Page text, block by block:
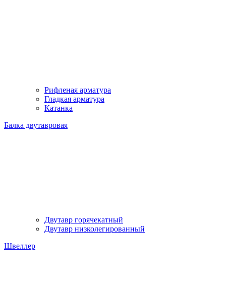
Рифленая арматура
Гладкая арматура
Катанка
Балка двутавровая
Двутавр горячекатный
Двутавр низколегированный
Швеллер